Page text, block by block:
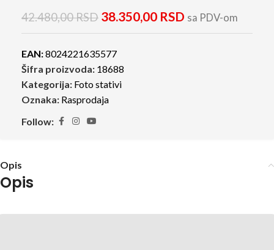
42.480,00RSD 38.350,00 RSD sa PDV-om
EAN:8024221635577
Šifra proizvoda: 18688
Kategorija: Foto stativi
Oznaka: Rasprodaja
Follow:
Opis
Opis